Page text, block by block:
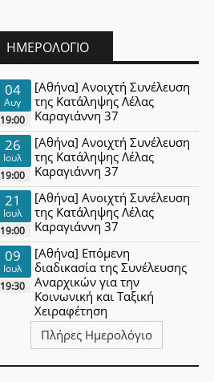
ΗΜΕΡΟΛΌΓΙΟ
04
Αυγ
19:00
[Αθήνα] Ανοιχτή Συνέλευση
της Κατάληψης Λέλας
Καραγιάννη 37
26
Ιουλ
19:00
[Αθήνα] Ανοιχτή Συνέλευση
της Κατάληψης Λέλας
Καραγιάννη 37
21
Ιουλ
19:00
[Αθήνα] Ανοιχτή Συνέλευση
της Κατάληψης Λέλας
Καραγιάννη 37
09
Ιουλ
19:30
[Αθήνα] Επόμενη
διαδικασία της Συνέλευσης
Αναρχικών για την
Κοινωνική και Ταξική
Χειραφέτηση
Πλήρες Ημερολόγιο